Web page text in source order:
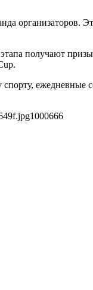
организаторов.
получают
спорту,
1000666